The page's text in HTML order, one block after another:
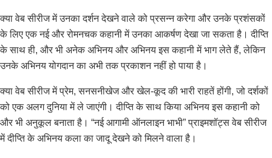
क्या वेब सीरीज में उनका दर्शन देखने वाले को प्रसन्न करेगा और उनके प्रशंसकों
के लिए एक नई और रोमनचक कहानी में उनका आकर्षण देखा जा सकता है। दीप्ति
के साथ ही, और भी अनेक अभिनय और अभिनय इस कहानी में भाग लेते हैं, लेकिन
उनके अभिनय योगदान का अभी तक प्रकाशन नहीं हो पाया है।
क्या वेब सीरीज में प्रेम, सनसनीखेज और खेल-कूद की भारी राहतें होंगी, जो दर्शकों
को एक अलग दुनिया में ले जाएंगी। दीप्ति के साथ किया अभिनय इस कहानी को
और भी अनुकूल बनाता है। “नई आगामी ऑनलाइन भाभी” प्राइमशॉट्स वेब सीरीज
में दीप्ति के अभिनय कला का जादू देखने को मिलने वाला है।